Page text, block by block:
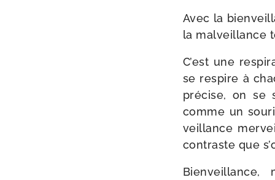
Avec la
la mal­veillance
C’est une
se res­pire à
pré­cise, on se
comme un
veillance
contraste que